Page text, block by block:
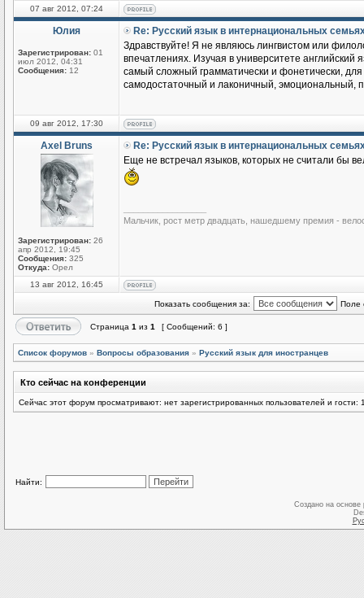
07 авг 2012, 07:24
Юлия
Зарегистрирован: 01
июл 2012, 04:31
Сообщения: 12
Re: Русский язык в интернациональных
Здравствуйте! Я не являюсь лингвистом или
впечатлениях. Изучая в университете английский
самый сложный грамматически и фонетически, для
самодостаточный и лаконичный, эмоциональный,
09 авг 2012, 17:30
Axel Bruns
Зарегистрирован: 26
апр 2012, 19:45
Сообщения: 325
Откуда: Орел
Re: Русский язык в интернациональных
Еще не встречал языков, которых не считали бы
Мальчик, рост метр двадцать, нашедшему премия -
13 авг 2012, 16:45
Показать сообщения за: Поле
Страница 1 из 1 [ Сообщений: 6 ]
Список форумов » Вопросы образования » Русский язык для иностранцев
Кто сейчас на конференции
Сейчас этот форум просматривают: нет зарегистрированных пользователей и гости:
Найти:
Создано на основе